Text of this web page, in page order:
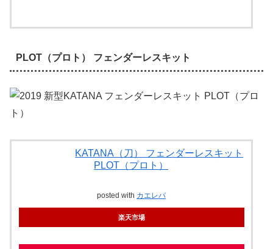
PLOT（プロト） フェンダーレスキット
KATANA（刀） フェンダーレスキット
PLOT（プロト）
posted with カエレバ
楽天市場